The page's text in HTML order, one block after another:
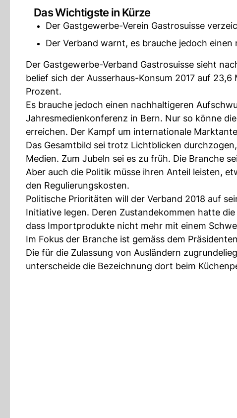
Das Wichtigste in Kürze
Der Gastgewerbe-Verein Gastrosuisse
Der Verband warnt, es brauche jedoch
Der Gastgewerbe-Verband Gastrosuisse sieht
belief sich der Ausserhaus-Konsum 2017 auf
Prozent.
Es brauche jedoch einen nachhaltigeren
Jahresmedienkonferenz in Bern. Nur so könne
erreichen. Der Kampf um internationale
Das Gesamtbild sei trotz Lichtblicken
Medien. Zum Jubeln sei es zu früh. Die Branche
Aber auch die Politik müsse ihren Anteil leisten,
den Regulierungskosten.
Politische Prioritäten will der Verband 2018 auf
Initiative legen. Deren Zustandekommen hatte
dass Importprodukte nicht mehr mit einem
Im Fokus der Branche ist gemäss dem
Die für die Zulassung von Ausländern
unterscheide die Bezeichnung dort beim